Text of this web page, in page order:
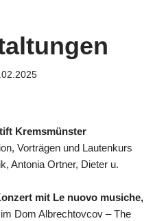
Kremsmünster
Vorträgen und Lautenkurs
Antonia Ortner, Dieter u.
mit Le nuovo musiche,
Dom Albrechtovcov – The